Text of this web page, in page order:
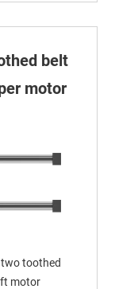
belt
motor
toothed
motor